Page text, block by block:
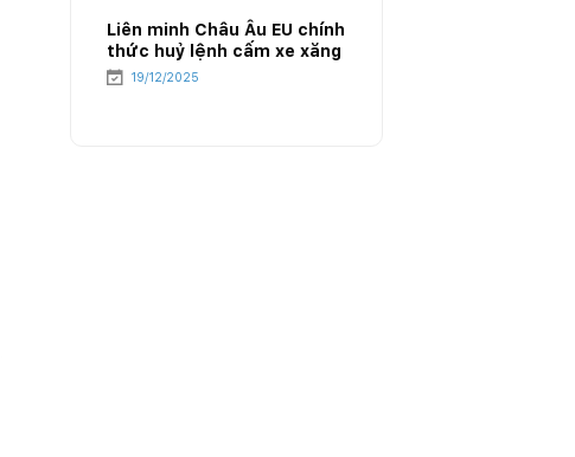
Liên minh Châu Âu EU chính
thức huỷ lệnh cấm xe xăng
từ năm 2035 – Cục diện
19/12/2025